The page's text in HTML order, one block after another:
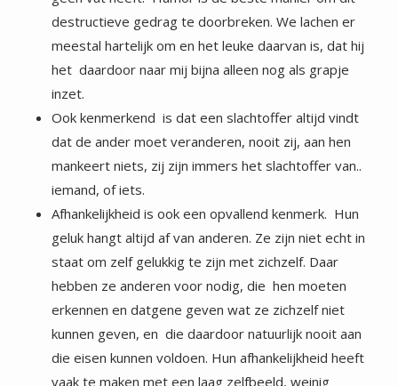
inzet.
Ook kenmerkend is dat een slachtoffer altijd vindt
dat de ander moet veranderen, nooit zij, aan hen
mankeert niets, zij zijn immers het slachtoffer van..
iemand, of iets.
Afhankelijkheid is ook een opvallend kenmerk. Hun
geluk hangt altijd af van anderen. Ze zijn niet echt in
staat om zelf gelukkig te zijn met zichzelf. Daar
hebben ze anderen voor nodig, die hen moeten
erkennen en datgene geven wat ze zichzelf niet
kunnen geven, en die daardoor natuurlijk nooit aan
die eisen kunnen voldoen. Hun afhankelijkheid heeft
vaak te maken met een laag zelfbeeld, weinig
zelfvertrouwen. Ze zijn niet van hun eigen kunnen en
waarde overtuigd. Toch is mijn overtuiging moesten
ze de energie die ze in hun slachtofferrol stoppen
besteden aan een carrière of hobby dan zouden ze